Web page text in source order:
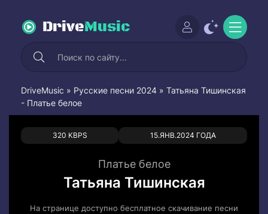
DriveMusic
DriveMusic » Русские песни 2024 » Татьяна Тишинская
- Платье белое
320 KBPS 15.ЯНВ.2024 ГОДА
0 1
Платье белое
Татьяна Тишинская
На странице доступно бесплатное скачивание песни